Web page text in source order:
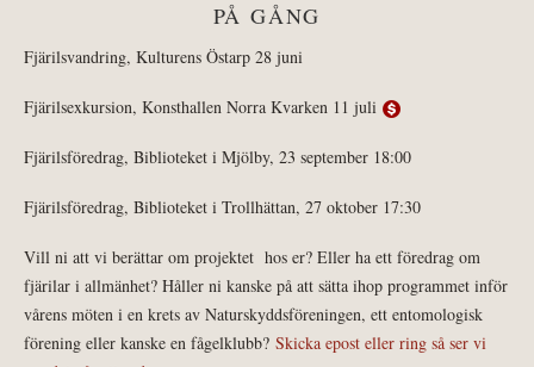
PÅ GÅNG
Fjärilsvandring, Kulturens Östarp 28 juni
Fjärilsexkursion, Konsthallen Norra Kvarken 11 juli
Fjärilsföredrag, Biblioteket i Mjölby, 23 september 18:00
Fjärilsföredrag, Biblioteket i Trollhättan, 27 oktober 17:30
Vill ni att vi berättar om projektet hos er? Eller ha ett föredrag om
fjärilar i allmänhet? Håller ni kanske på att sätta ihop programmet inför
vårens möten i en krets av Naturskyddsföreningen, ett entomologisk
förening eller kanske en fågelklubb? Skicka epost eller ring så ser vi